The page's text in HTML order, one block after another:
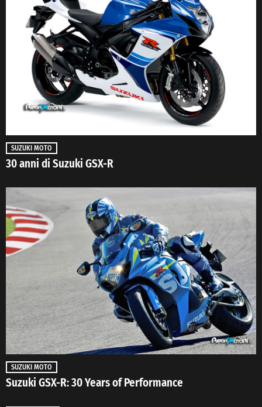
SUZUKI MOTO
30 anni di Suzuki GSX-R
SUZUKI MOTO
Suzuki GSX-R: 30 Years of Performance